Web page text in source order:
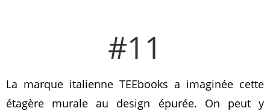
#11
La marque italienne TEEbooks a imaginée cette
étagère murale au design épurée. On peut y